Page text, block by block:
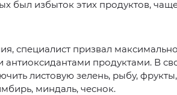
был избыток этих продуктов,
специалист призвал
продуктами. В
листовую зелень, рыбу,
миндаль, чеснок.